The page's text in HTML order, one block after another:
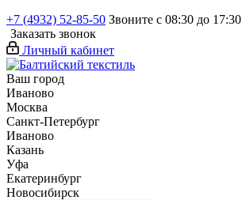
+7 (4932) 52-85-50 Звоните с 08:30 до 17:30
Заказать звонок
Личный кабинет
Ваш город
Иваново
Москва
Санкт-Петербург
Иваново
Казань
Уфа
Екатеринбург
Новосибирск